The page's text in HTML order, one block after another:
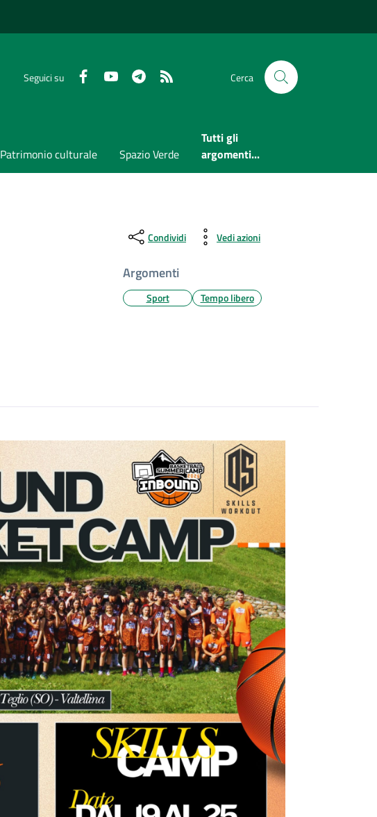
Seguici su FaceboookYoutubeTelegram Cerca
Patrimonio culturale Spazio Verde
Tutti gli
argomenti...
Condividi Vedi azioni
Argomenti
Sport Tempo libero